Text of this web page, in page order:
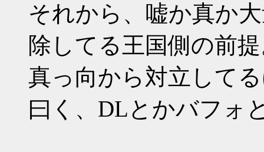
それから、嘘か真か
除してる王国側の前
真っ向から対立して
曰く、DLとかバフォ